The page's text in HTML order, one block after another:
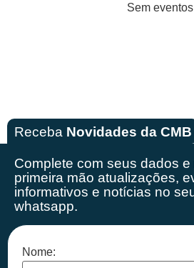
Sem eventos
Receba Novidades da CMB
Complete com seus dados e
primeira mão atualizações,
informativos e notícias no
whatsapp.
Nome: